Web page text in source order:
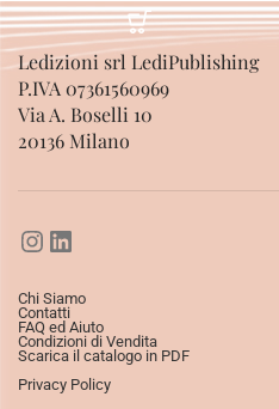
Ledizioni srl LediPublishing
P.IVA 07361560969
Via A. Boselli 10
20136 Milano
Chi Siamo
Contatti
FAQ ed Aiuto
Condizioni di Vendita
Scarica il catalogo in PDF
Privacy Policy